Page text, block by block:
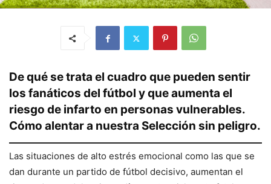
De qué se trata el cuadro que pueden sentir
los fanáticos del fútbol y que aumenta el
riesgo de infarto en personas vulnerables.
Cómo alentar a nuestra Selección sin peligro.
Las situaciones de alto estrés emocional como las que se
dan durante un partido de fútbol decisivo, aumentan el